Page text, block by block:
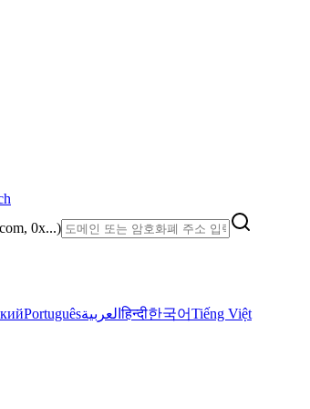
0x...)
Portuguêsالعربيةहिन्दी한국어Tiếng Việt